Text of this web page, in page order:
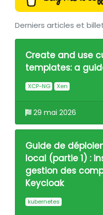
Derniers articles et
Create and use
templates: a
XCP-NG Xen
29 mai 2026
Guide de
local (partie 1) :
gestion des
Keycloak
kubernetes